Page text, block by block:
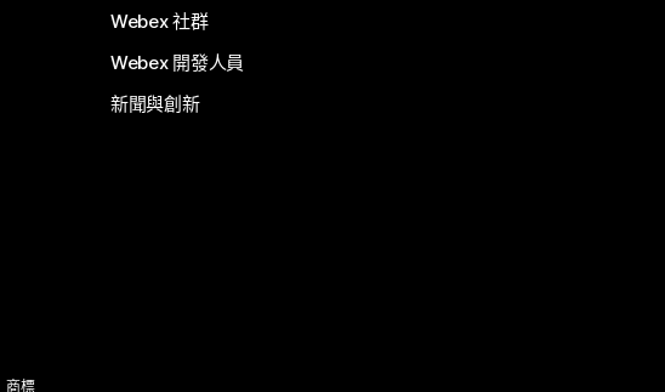
Webex 社群
Webex 開發人員
新聞與創新
商標